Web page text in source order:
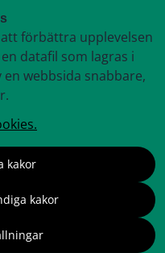
förbättra upplevelsen
datafil som lagras i
webbsida snabbare,
kakor
kakor